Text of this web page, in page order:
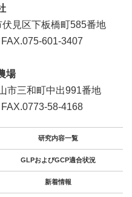
見区下板橋町585番地
601-3407
場
市三和町中出991番地
58-4168
研究内容一覧
GLPおよびGCP適合状況
新着情報